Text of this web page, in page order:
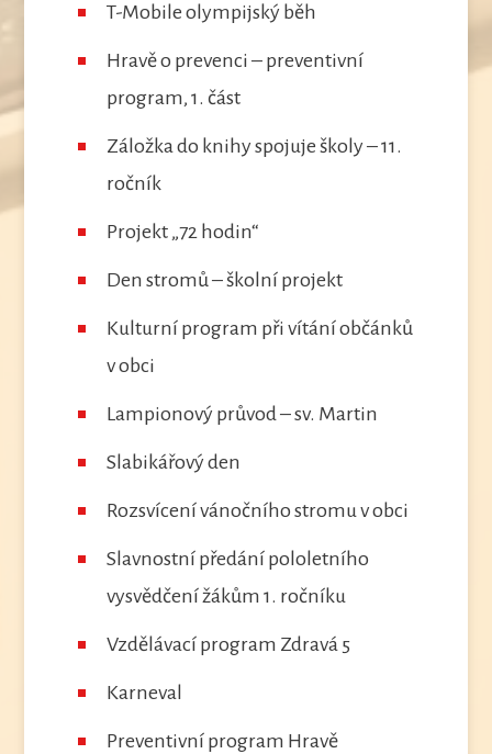
T-Mobile olympijský běh
Hravě o prevenci – preventivní
program, 1. část
Záložka do knihy spojuje školy – 11.
ročník
Projekt „72 hodin“
Den stromů – školní projekt
Kulturní program při vítání občánků
v obci
Lampionový průvod – sv. Martin
Slabikářový den
Rozsvícení vánočního stromu v obci
Slavnostní předání pololetního
vysvědčení žákům 1. ročníku
Vzdělávací program Zdravá 5
Karneval
Preventivní program Hravě